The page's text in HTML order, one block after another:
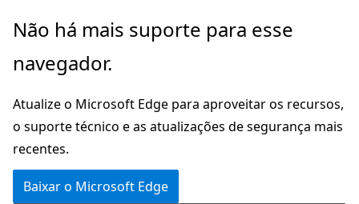
Pular
o
principal
Não há mais suporte para esse
navegador.
Atualize o Microsoft Edge para aproveitar os recursos,
o suporte técnico e as atualizações de segurança mais
recentes.
Baixar o Microsoft Edge